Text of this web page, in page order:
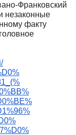
Франковский
незаконные
факту